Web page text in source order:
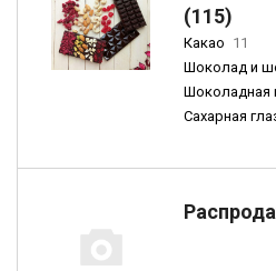
(115)
Какао 11
Шоколад и
Шоколадная
Сахарная